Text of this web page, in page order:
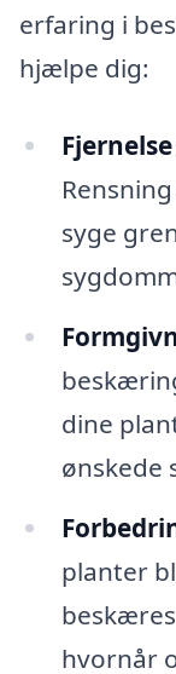
erfaring i
hjælpe dig:
syge
dine
ønskede
planter
hvornår